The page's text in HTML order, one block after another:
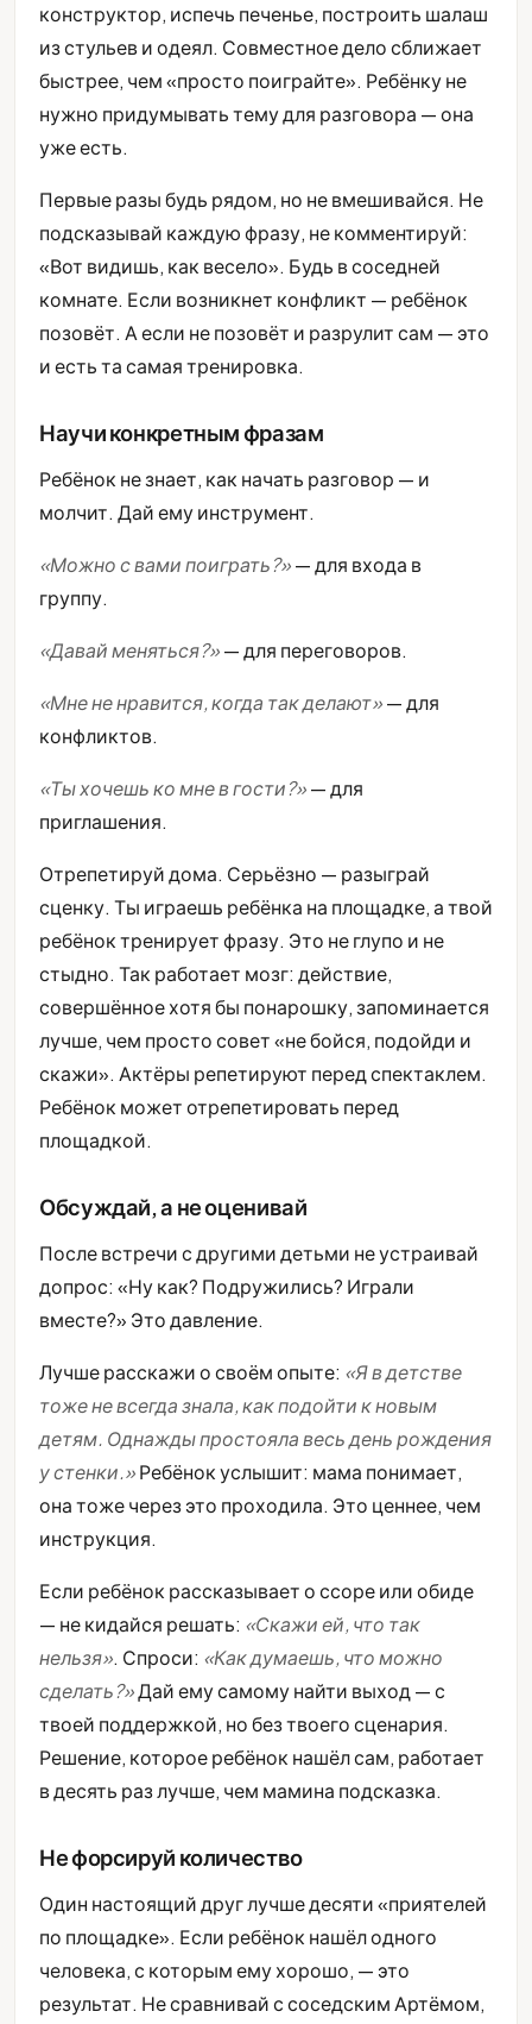
конструктор, испечь печенье, построить шалаш
из стульев и одеял. Совместное дело сближает
быстрее, чем «просто поиграйте». Ребёнку не
нужно придумывать тему для разговора — она
уже есть.
Первые разы будь рядом, но не вмешивайся. Не
подсказывай каждую фразу, не комментируй:
«Вот видишь, как весело». Будь в соседней
комнате. Если возникнет конфликт — ребёнок
позовёт. А если не позовёт и разрулит сам — это
и есть та самая тренировка.
Научи конкретным фразам
Ребёнок не знает, как начать разговор — и
молчит. Дай ему инструмент.
«Можно с вами поиграть?»— для входа в
группу.
«Давай меняться?»— для переговоров.
«Мне не нравится, когда так делают»— для
конфликтов.
«Ты хочешь ко мне в гости?»— для
приглашения.
Отрепетируй дома. Серьёзно — разыграй
сценку. Ты играешь ребёнка на площадке, а твой
ребёнок тренирует фразу. Это не глупо и не
стыдно. Так работает мозг: действие,
совершённое хотя бы понарошку, запоминается
лучше, чем просто совет «не бойся, подойди и
скажи». Актёры репетируют перед спектаклем.
Ребёнок может отрепетировать перед
площадкой.
Обсуждай, а не оценивай
После встречи с другими детьми не устраивай
допрос: «Ну как? Подружились? Играли
вместе?» Это давление.
Лучше расскажи о своём опыте: «Я в детстве
тоже не всегда знала, как подойти к новым
детям. Однажды простояла весь день рождения
у стенки.»Ребёнок услышит: мама понимает,
она тоже через это проходила. Это ценнее, чем
инструкция.
Если ребёнок рассказывает о ссоре или обиде
— не кидайся решать: «Скажи ей, что так
нельзя». Спроси: «Как думаешь, что можно
сделать?»Дай ему самому найти выход — с
твоей поддержкой, но без твоего сценария.
Решение, которое ребёнок нашёл сам, работает
в десять раз лучше, чем мамина подсказка.
Не форсируй количество
Один настоящий друг лучше десяти «приятелей
по площадке». Если ребёнок нашёл одного
человека, с которым ему хорошо, — это
результат. Не сравнивай с соседским Артёмом,